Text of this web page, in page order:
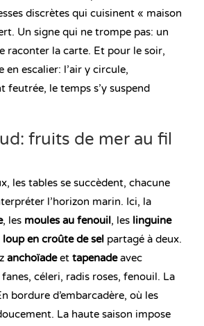
discrètes qui cuisinent « maison
Un signe qui ne trompe pas: un
raconter la carte. Et pour le soir,
en escalier: l’air y circule,
feutrée, le temps s’y suspend
fruits de mer au fil
les tables se succèdent, chacune
l’horizon marin. Ici, la
, les moules au fenouil, les linguine
loup en croûte de sel partagé à deux.
anchoïadeet tapenadeavec
céleri, radis roses, fenouil. La
bordure d’embarcadère, où les
La haute saison impose